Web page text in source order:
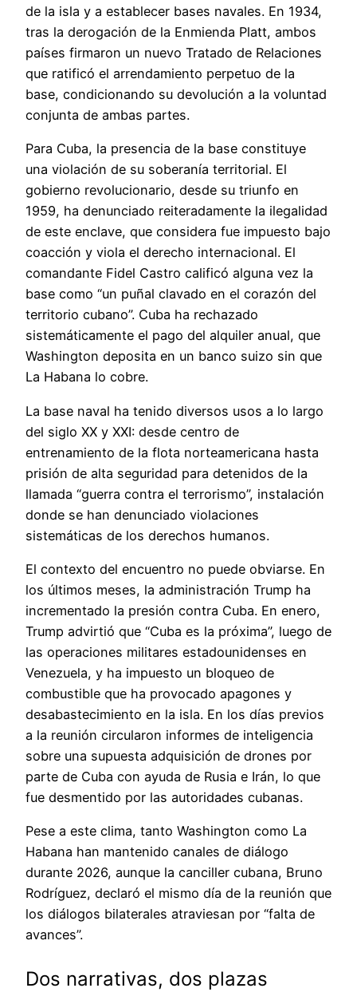
de la isla y a establecer bases navales. En 1934,
tras la derogación de la Enmienda Platt, ambos
países firmaron un nuevo Tratado de Relaciones
que ratificó el arrendamiento perpetuo de la
base, condicionando su devolución a la voluntad
conjunta de ambas partes.
Para Cuba, la presencia de la base constituye
una violación de su soberanía territorial. El
gobierno revolucionario, desde su triunfo en
1959, ha denunciado reiteradamente la ilegalidad
de este enclave, que considera fue impuesto bajo
coacción y viola el derecho internacional. El
comandante Fidel Castro calificó alguna vez la
base como “un puñal clavado en el corazón del
territorio cubano”. Cuba ha rechazado
sistemáticamente el pago del alquiler anual, que
Washington deposita en un banco suizo sin que
La Habana lo cobre.
La base naval ha tenido diversos usos a lo largo
del siglo XX y XXI: desde centro de
entrenamiento de la flota norteamericana hasta
prisión de alta seguridad para detenidos de la
llamada “guerra contra el terrorismo”, instalación
donde se han denunciado violaciones
sistemáticas de los derechos humanos.
El contexto del encuentro no puede obviarse. En
los últimos meses, la administración Trump ha
incrementado la presión contra Cuba. En enero,
Trump advirtió que “Cuba es la próxima”, luego de
las operaciones militares estadounidenses en
Venezuela, y ha impuesto un bloqueo de
combustible que ha provocado apagones y
desabastecimiento en la isla. En los días previos
a la reunión circularon informes de inteligencia
sobre una supuesta adquisición de drones por
parte de Cuba con ayuda de Rusia e Irán, lo que
fue desmentido por las autoridades cubanas.
Pese a este clima, tanto Washington como La
Habana han mantenido canales de diálogo
durante 2026, aunque la canciller cubana, Bruno
Rodríguez, declaró el mismo día de la reunión que
los diálogos bilaterales atraviesan por “falta de
avances”.
Dos narrativas, dos plazas